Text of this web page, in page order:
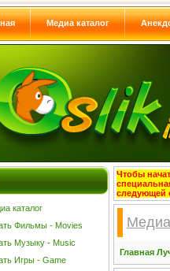
Медиа каталог
каталог
Фильмы - Movies
Музыку - Music
Игры - Game
Чтобы
следующей
Медиа
Главная